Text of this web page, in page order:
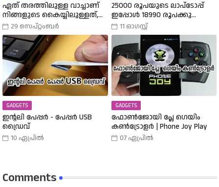
ഏത് തരത്തിലുള്ള വാച്ചാണ്
നിങ്ങളുടെ കൈയ്യിലുള്ളത്,
അത് എങ്ങനെ
തിരഞ്ഞെടുത്തു? വിവിധ
തരത്തിലുള്ള വാച്ചുകൾ
പരിചയപ്പെടാം.
29 സെപ്റ്റംബർ
25000 രൂപയുടെ ലാപ്ടോപ്പ്
ഇപ്പോൾ 18990 രൂപക്കു
വാങ്ങാം | Amazon Freedom Sale
Buy A 25000 Laptop In 18,900
Rupees |
11 ഓഗസ്റ്റ്
GADGETS
ഇന്റലി പേപ്പർ - പേപ്പർ USB
ഡ്രൈവ്
10 ഏപ്രിൽ
GADGETS
ഫോൺജോയി പ്ലേ ഗെയിം
കൺട്രോളർ | Phone Joy Play
07 ഏപ്രിൽ
Comments